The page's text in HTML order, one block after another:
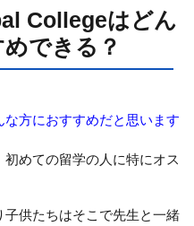
Collegeはどん
できる？
な方におすすめだと思います
めての留学の人に特にオス
供たちはそこで先生と一緒